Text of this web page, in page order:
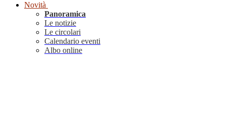
Novità
Panoramica
Le notizie
Le circolari
Calendario eventi
Albo online